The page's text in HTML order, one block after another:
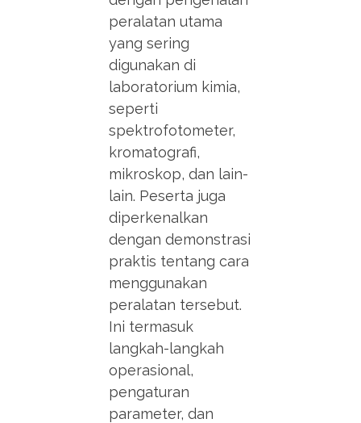
peralatan utama
yang sering
digunakan di
laboratorium kimia,
seperti
spektrofotometer,
kromatografi,
mikroskop, dan lain-
lain. Peserta juga
diperkenalkan
dengan demonstrasi
praktis tentang cara
menggunakan
peralatan tersebut.
Ini termasuk
langkah-langkah
operasional,
pengaturan
parameter, dan